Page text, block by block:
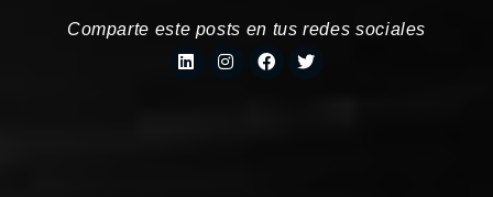
Comparte este posts en tus redes sociales